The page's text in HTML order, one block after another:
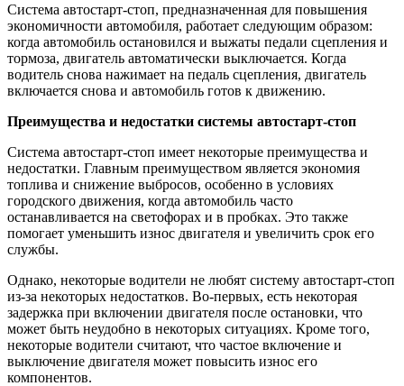
Система автостарт-стоп, предназначенная для повышения
экономичности автомобиля, работает следующим образом:
когда автомобиль остановился и выжаты педали сцепления и
тормоза, двигатель автоматически выключается. Когда
водитель снова нажимает на педаль сцепления, двигатель
включается снова и автомобиль готов к движению.
Преимущества и недостатки системы автостарт-стоп
Система автостарт-стоп имеет некоторые преимущества и
недостатки. Главным преимуществом является экономия
топлива и снижение выбросов, особенно в условиях
городского движения, когда автомобиль часто
останавливается на светофорах и в пробках. Это также
помогает уменьшить износ двигателя и увеличить срок его
службы.
Однако, некоторые водители не любят систему автостарт-стоп
из-за некоторых недостатков. Во-первых, есть некоторая
задержка при включении двигателя после остановки, что
может быть неудобно в некоторых ситуациях. Кроме того,
некоторые водители считают, что частое включение и
выключение двигателя может повысить износ его
компонентов.